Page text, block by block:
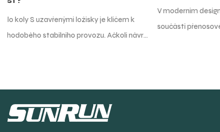
V moderním designu kol je zadní přesmykač nezbytnou
součástí přenosového systému. Nese nejen těžkou
odpovědnost za převod řetězce z předního přesmykacího